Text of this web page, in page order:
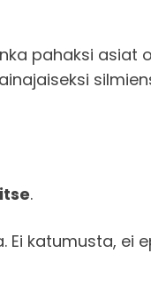
pahaksi asiat
.
katumusta, ei